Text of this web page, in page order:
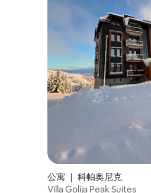
公寓 ｜ 科帕奥尼克
Villa Golija Peak Suites